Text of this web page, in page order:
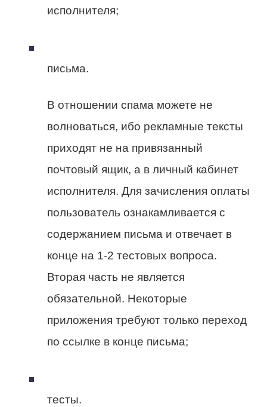
исполнителя;
письма.
В отношении спама можете не
волноваться, ибо рекламные тексты
приходят не на привязанный
почтовый ящик, а в личный кабинет
исполнителя. Для зачисления оплаты
пользователь ознакамливается с
содержанием письма и отвечает в
конце на 1-2 тестовых вопроса.
Вторая часть не является
обязательной. Некоторые
приложения требуют только переход
по ссылке в конце письма;
тесты.